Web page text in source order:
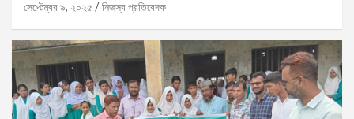
সেপ্টেম্বর ৯, ২০২৫ নিজস্ব প্রতিবেদক